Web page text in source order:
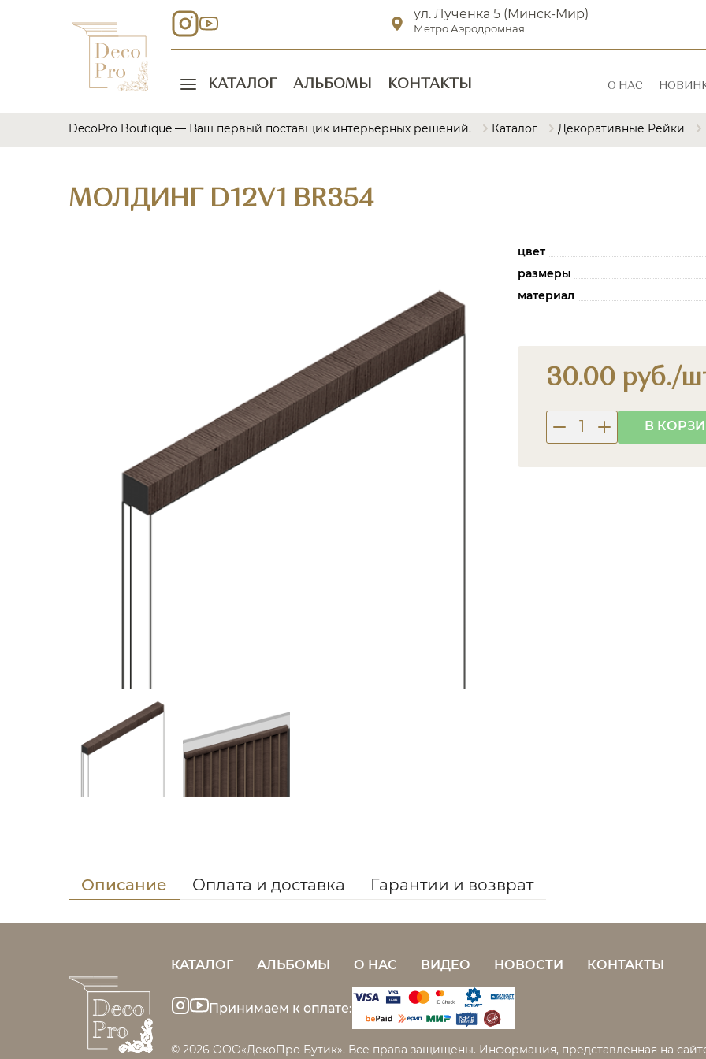
ул. Лученка 5 (Минск-Мир)
Метро Аэродромная
КАТАЛОГ АЛЬБОМЫ КОНТАКТЫ О НАС
DecoPro Boutique — Ваш первый поставщик интерьерных решений. Каталог Декоративные Рейки
МОЛДИНГ D12V1 BR354
цвет
размеры
материал
30.00 руб./
В
Описание Оплата и доставка Гарантии и возврат
КАТАЛОГ АЛЬБОМЫ О НАС ВИДЕО НОВОСТИ КОНТАКТЫ
Принимаем к оплате:
© 2026 ООО«ДекоПро Бутик». Все права защищены. Информация, представленная на